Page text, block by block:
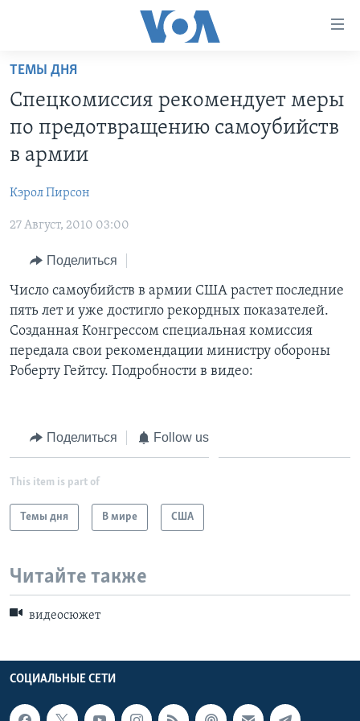
Перейти
основной
контент
Перейти
основной
навигации
Перейти
поиск
ПРОГРАММЫ
ИТОГИ
ПОЧЕМУ ЭТО ВАЖНО?
ДИСКУССИЯ VOA
ДЕТАЛИ
НЬЮ-ЙОРК NEW YORK
АМЕРИКА. БОЛЬШОЕ ПУТЕШЕСТВИЕ
ПРОЕКТЫ
НАША АМЕРИКАНСКАЯ ИСТОРИЯ
А КАК В АМЕРИКЕ?
АРТЕФАКТЫ
АМЕРИКАНСКИЕ ГОРОДКИ
ТЕСТЫ
ИНТЕРВЬЮ
ФАКТЫ ПРОТИВ ФЕЙКОВ
ЗА СВОБОДУ ПРЕССЫ
УЧИМ АНГЛИЙСКИЙ
ВИДЕО
ПОДПИСКА НА НОВОСТИ
СОЦИАЛЬНЫЕ СЕТИ
Языки
ТЕМЫ ДНЯ
Спецкомиссия рекомендует меры
по предотвращению самоубийств
в армии
Кэрол Пирсон
27 Август, 2010 03:00
Поделиться
Число самоубийств в армии США растет последние
пять лет и уже достигло рекордных показателей.
Созданная Конгрессом специальная комиссия
передала свои рекомендации министру обороны
Роберту Гейтсу. Подробности в видео:
Поделиться Follow us
This item is part of
Темы дня В мире США
Читайте также
видеосюжет
СОЦИАЛЬНЫЕ СЕТИ